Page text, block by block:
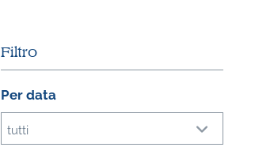
Filtro
Per data
tutti